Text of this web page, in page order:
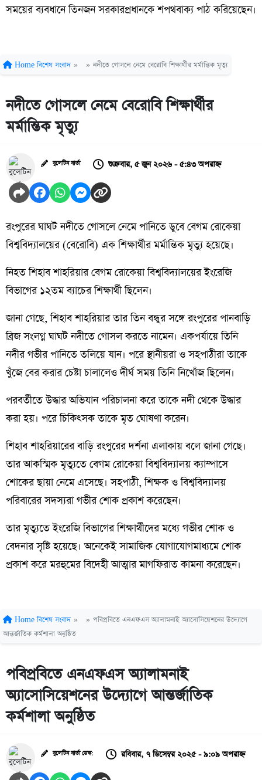
সময়ের ব্যবধানে তিনজন সরকারপ্রধানকে শপথবাক্য পাঠ করিয়েছেন।
Home বিশেষ সংবাদ » » নদীতে গোসলে নেমে বেরোবি শিক্ষার্থীর মর্মান্তিক মৃত্যু
নদীতে গোসলে নেমে বেরোবি শিক্ষার্থীর
মর্মান্তিক মৃত্যু
বুলেটিন বার্তা শুক্রবার, ৫ জুন ২০২৬ - ৫:৪৩ অপরাহ্ন
রংপুরের ঘাঘট নদীতে গোসলে নেমে পানিতে ডুবে বেগম রোকেয়া
বিশ্ববিদ্যালয়ের (বেরোবি) এক শিক্ষার্থীর মর্মান্তিক মৃত্যু হয়েছে।
নিহত শিহাব শাহরিয়ার বেগম রোকেয়া বিশ্ববিদ্যালয়ের ইংরেজি
বিভাগের ১২তম ব্যাচের শিক্ষার্থী ছিলেন।
জানা গেছে, শিহাব শাহরিয়ার তার তিন বন্ধুর সঙ্গে রংপুরের পানবাড়ি
ব্রিজ সংলগ্ন ঘাঘট নদীতে গোসল করতে নামেন। একপর্যায়ে তিনি
নদীর গভীর পানিতে তলিয়ে যান। পরে স্থানীয়রা ও সহপাঠীরা তাকে
খুঁজে বের করার চেষ্টা চালালেও দীর্ঘ সময় তিনি নিখোঁজ ছিলেন।
পরবর্তীতে উদ্ধার অভিযান পরিচালনা করে তাকে নদী থেকে উদ্ধার
করা হয়। পরে চিকিৎসক তাকে মৃত ঘোষণা করেন।
শিহাব শাহরিয়ারের বাড়ি রংপুরের দর্শনা এলাকায় বলে জানা গেছে।
তার আকস্মিক মৃত্যুতে বেগম রোকেয়া বিশ্ববিদ্যালয় ক্যাম্পাসে
শোকের ছায়া নেমে এসেছে। সহপাঠী, শিক্ষক ও বিশ্ববিদ্যালয়
পরিবারের সদস্যরা গভীর শোক প্রকাশ করেছেন।
তার মৃত্যুতে ইংরেজি বিভাগের শিক্ষার্থীদের মধ্যে গভীর শোক ও
বেদনার সৃষ্টি হয়েছে। অনেকেই সামাজিক যোগাযোগমাধ্যমে শোক
প্রকাশ করে মরহুমের বিদেহী আত্মার মাগফিরাত কামনা করেছেন।
Home বিশেষ সংবাদ » » পবিপ্রবিতে এনএফএস অ্যালামনাই অ্যাসোসিয়েশনের উদ্যোগে
আন্তর্জাতিক কর্মশালা অনুষ্ঠিত
পবিপ্রবিতে এনএফএস অ্যালামনাই
অ্যাসোসিয়েশনের উদ্যোগে আন্তর্জাতিক
কর্মশালা অনুষ্ঠিত
বুলেটিন বার্তা ডেস্ক: রবিবার, ৭ ডিসেম্বর ২০২৫ - ৯:০৯ অপরাহ্ন